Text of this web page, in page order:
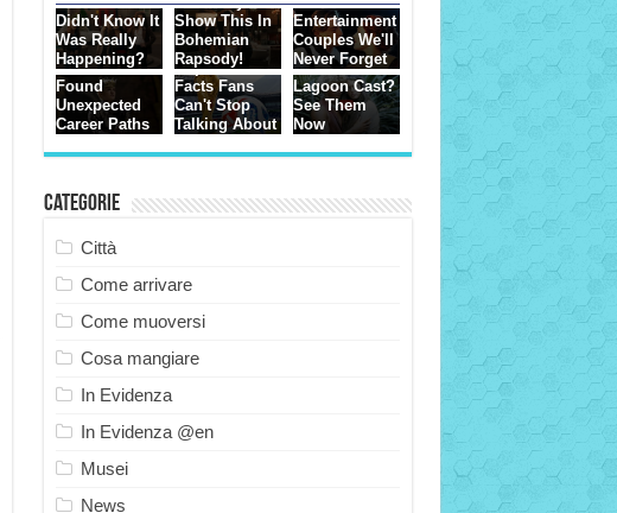
Categorie
Città
Come arrivare
Come muoversi
Cosa mangiare
In Evidenza
In Evidenza @en
Musei
News